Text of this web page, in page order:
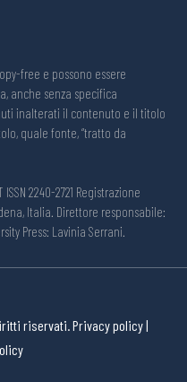
free e possono essere
anche senza specifica
inalterati il contenuto e il titolo
quale fonte, “tratto da
2240-2721 Registrazione
Italia. Direttore responsabile:
Press: Lavinia Serrani.
riservati.Privacy policy|